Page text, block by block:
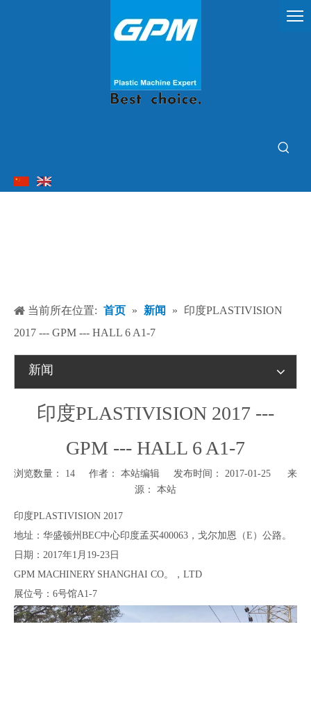
当前所在位置: 首页 » 新闻 »
印度PLASTIVISION
2017 --- GPM --- HALL 6 A1-7
新闻
印度PLASTIVISION 2017 ---
GPM --- HALL 6 A1-7
浏览数量： 14 作者： 本站编辑 发布时间： 2017-01-25 来
源： 本站
["wechat","weibo","qzone","douban","email"]
印度PLASTIVISION 2017
地址：华盛顿州BEC中心印度孟买400063，戈尔加恩（E）公路。
日期：2017年1月19-23日
GPM MACHINERY SHANGHAI CO。，LTD
展位号：6号馆A1-7